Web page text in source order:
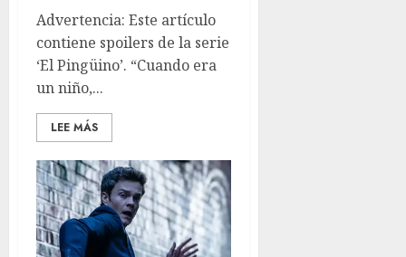
Advertencia: Este artículo
contiene spoilers de la serie
‘El Pingüino’. “Cuando era
un niño,...
LEE MÁS